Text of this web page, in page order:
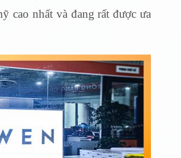
cao nhất và đang rất được ưa